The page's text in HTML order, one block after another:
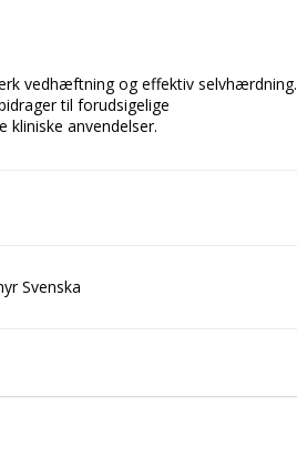
vedhæftning og effektiv selvhærdning.
til forudsigelige
kliniske anvendelser.
Svenska